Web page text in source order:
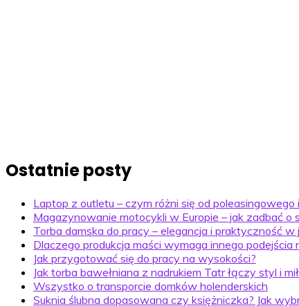
Ostatnie posty
Laptop z outletu – czym różni się od poleasingowego
Magazynowanie motocykli w Europie – jak zadbać o
Torba damska do pracy – elegancja i praktyczność w
Dlaczego produkcja maści wymaga innego
Jak przygotować się do pracy na wysokości?
Jak torba bawełniana z nadrukiem Tatr łączy styl i
Wszystko o transporcie domków holenderskich
Suknia ślubna dopasowana czy księżniczka? Jak